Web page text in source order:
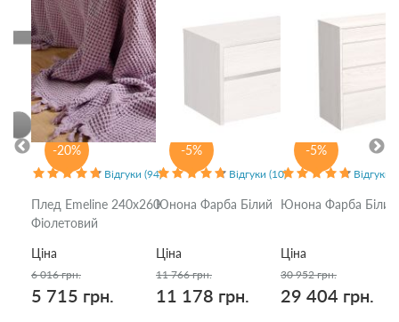
-20% -5%
Відгуки (94)
Плед Emeline 240x260
Фіолетовий
Ціна
6 016 грн.
5 715 грн.
-5%
Відгуки (10)
Юнона Фарба Білий
Ціна
11 766 грн.
11 178 грн.
Відгуки
Юнона Фарба Білий
Ціна
30 952 грн.
29 404 грн.